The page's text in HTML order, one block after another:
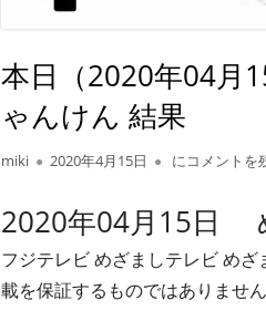
本日（2020年04月
ゃんけん 結果
作
者
miki
公
日
2020年4月15日 本日（2020年
にコメントを
2020年04月15日
フジテレビ めざましテレビ め
載を保証するものではありません